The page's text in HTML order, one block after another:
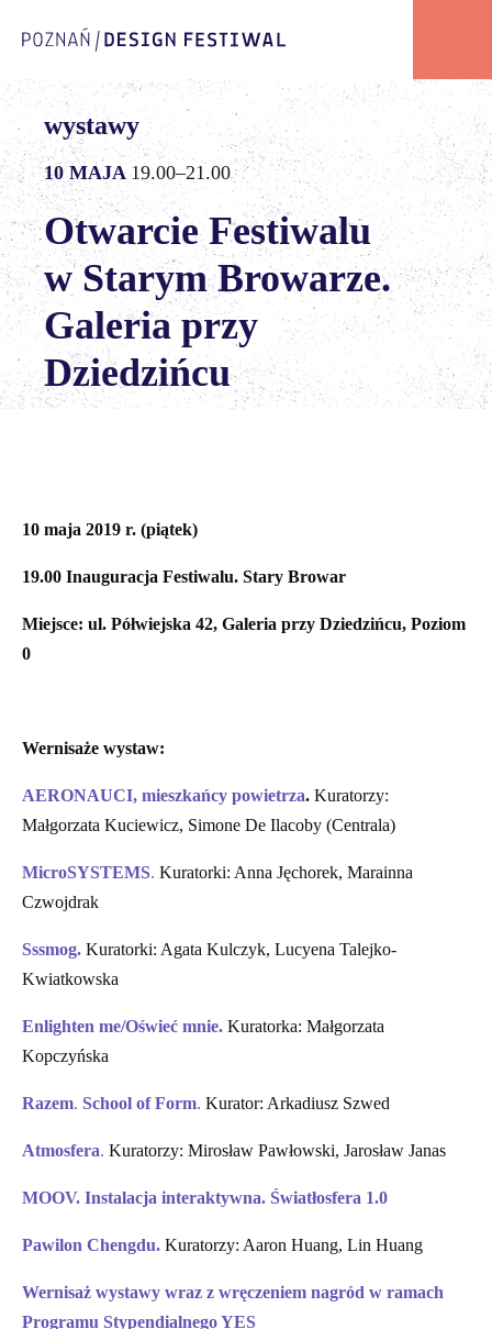
wystawy
10 MAJA 19.00–21.00
Otwarcie Festiwalu
w Starym Browarze.
Galeria przy
Dziedzińcu
10 maja 2019 r. (piątek)
19.00 Inauguracja Festiwalu. Stary Browar
Miejsce: ul. Półwiejska 42, Galeria przy Dziedzińcu, Poziom
0
Wernisaże wystaw:
AERONAUCI, mieszkańcy powietrza. Kuratorzy:
Małgorzata Kuciewicz, Simone De Ilacoby (Centrala)
MicroSYSTEMS. Kuratorki: Anna Jęchorek, Marainna
Czwojdrak
Sssmog. Kuratorki: Agata Kulczyk, Lucyena Talejko-
Kwiatkowska
Enlighten me/Oświeć mnie. Kuratorka: Małgorzata
Kopczyńska
Razem. School of Form. Kurator: Arkadiusz Szwed
Atmosfera. Kuratorzy: Mirosław Pawłowski, Jarosław Janas
MOOV. Instalacja interaktywna. Światłosfera 1.0
Pawilon Chengdu. Kuratorzy: Aaron Huang, Lin Huang
Wernisaż wystawy wraz z wręczeniem nagród w ramach
Programu Stypendialnego YES